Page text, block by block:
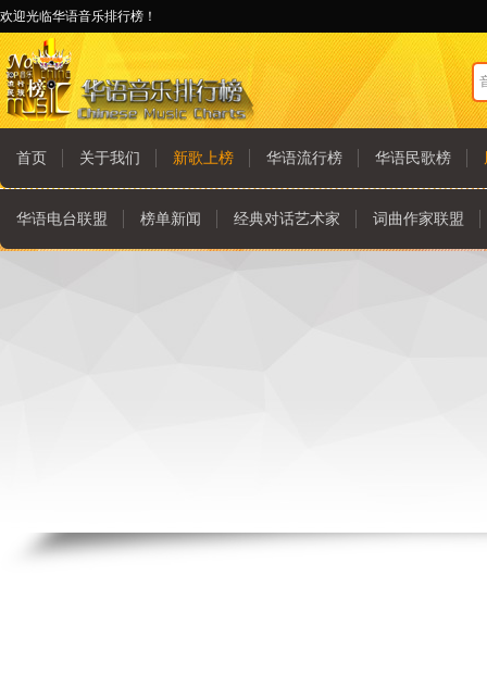
欢迎光临华语音乐排行榜！
首页 关于我们 新歌上榜 华语流行榜 华语民歌榜
华语电台联盟 榜单新闻 经典对话艺术家 词曲作家联盟